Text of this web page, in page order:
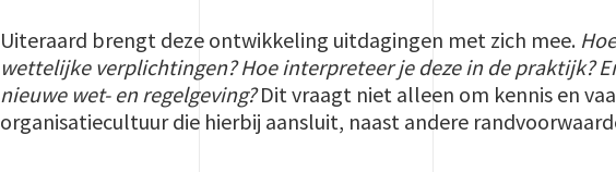
Uiteraard brengt deze ontwikkeling uitdagingen met zich mee.
wettelijke verplichtingen? Hoe interpreteer je deze in de praktijk?
nieuwe wet- en regelgeving?Dit vraagt niet alleen om kennis en
organisatiecultuur die hierbij aansluit, naast andere